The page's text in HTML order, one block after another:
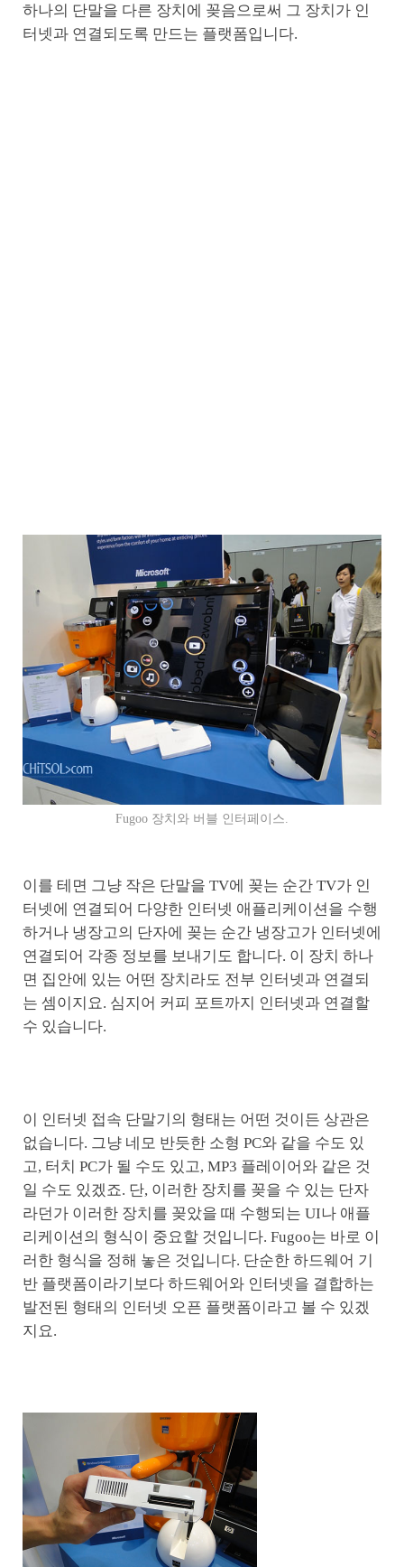
하나의 단말을 다른 장치에 꽂음으로써 그 장치가 인
터넷과 연결되도록 만드는 플랫폼입니다.
Fugoo 장치와 버블 인터페이스.
이를 테면 그냥 작은 단말을 TV에 꽂는 순간 TV가 인
터넷에 연결되어 다양한 인터넷 애플리케이션을 수행
하거나 냉장고의 단자에 꽂는 순간 냉장고가 인터넷에
연결되어 각종 정보를 보내기도 합니다. 이 장치 하나
면 집안에 있는 어떤 장치라도 전부 인터넷과 연결되
는 셈이지요. 심지어 커피 포트까지 인터넷과 연결할
수 있습니다.
이 인터넷 접속 단말기의 형태는 어떤 것이든 상관은
없습니다. 그냥 네모 반듯한 소형 PC와 같을 수도 있
고, 터치 PC가 될 수도 있고, MP3 플레이어와 같은 것
일 수도 있겠죠. 단, 이러한 장치를 꽂을 수 있는 단자
라던가 이러한 장치를 꽂았을 때 수행되는 UI나 애플
리케이션의 형식이 중요할 것입니다. Fugoo는 바로 이
러한 형식을 정해 놓은 것입니다. 단순한 하드웨어 기
반 플랫폼이라기보다 하드웨어와 인터넷을 결합하는
발전된 형태의 인터넷 오픈 플랫폼이라고 볼 수 있겠
지요.